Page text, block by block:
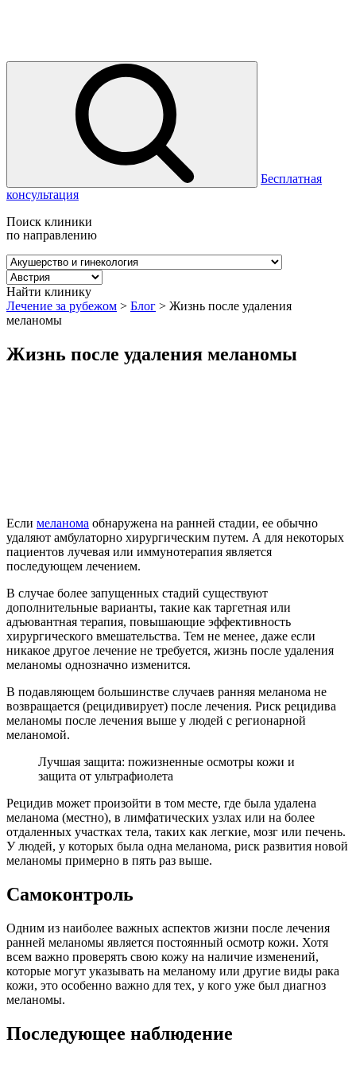
Бесплатная
консультация
Поиск клиники
по направлению
Найти клинику
Лечение за рубежом > Блог > Жизнь после удаления
меланомы
Жизнь после удаления меланомы
Если меланома обнаружена на ранней стадии, ее обычно
удаляют амбулаторно хирургическим путем. А для некоторых
пациентов лучевая или иммунотерапия является
последующем лечением.
В случае более запущенных стадий существуют
дополнительные варианты, такие как таргетная или
адъювантная терапия, повышающие эффективность
хирургического вмешательства. Тем не менее, даже если
никакое другое лечение не требуется, жизнь после удаления
меланомы однозначно изменится.
В подавляющем большинстве случаев ранняя меланома не
возвращается (рецидивирует) после лечения. Риск рецидива
меланомы после лечения выше у людей с регионарной
меланомой.
Лучшая защита: пожизненные осмотры кожи и
защита от ультрафиолета
Рецидив может произойти в том месте, где была удалена
меланома (местно), в лимфатических узлах или на более
отдаленных участках тела, таких как легкие, мозг или печень.
У людей, у которых была одна меланома, риск развития новой
меланомы примерно в пять раз выше.
Самоконтроль
Одним из наиболее важных аспектов жизни после лечения
ранней меланомы является постоянный осмотр кожи. Хотя
всем важно проверять свою кожу на наличие изменений,
которые могут указывать на меланому или другие виды рака
кожи, это особенно важно для тех, у кого уже был диагноз
меланомы.
Последующее наблюдение